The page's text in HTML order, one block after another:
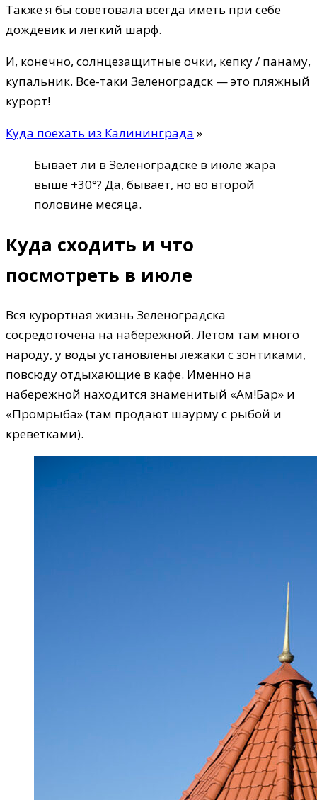
Также я бы советовала всегда иметь при себе
дождевик и легкий шарф.
И, конечно, солнцезащитные очки, кепку / панаму,
купальник. Все-таки Зеленоградск — это пляжный
курорт!
Куда поехать из Калининграда »
Бывает ли в Зеленоградске в июле жара
выше +30°? Да, бывает, но во второй
половине месяца.
Куда сходить и что
посмотреть в июле
Вся курортная жизнь Зеленоградска
сосредоточена на набережной. Летом там много
народу, у воды установлены лежаки с зонтиками,
повсюду отдыхающие в кафе. Именно на
набережной находится знаменитый «Ам!Бар» и
«Промрыба» (там продают шаурму с рыбой и
креветками).